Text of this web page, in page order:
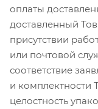
оплаты
доставленный
присутствии
или почтовой
соответствие
и комплектности
целостность